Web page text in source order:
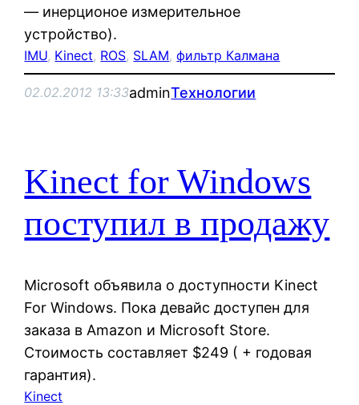
— инерционое измерительное
устройство).
IMU, Kinect, ROS, SLAM, фильтр Калмана
02.02.2012 13:33adminТехнологии
Kinect for Windows
поступил в продажу
Microsoft объявила о доступности Kinect
For Windows. Пока девайс доступен для
заказа в Amazon и Microsoft Store.
Стоимость составляет $249 ( + годовая
гарантия).
Kinect